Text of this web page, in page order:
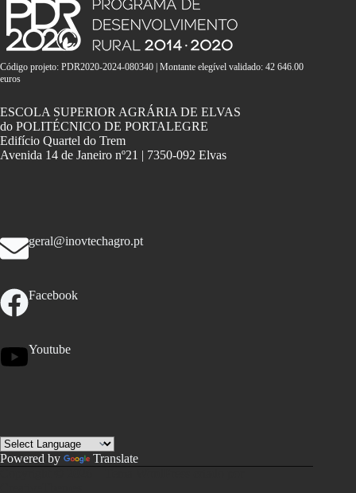
Código projeto: PDR2020-2024-080340 | Montante elegível validado: 42 646.00
euros
ESCOLA SUPERIOR AGRÁRIA DE ELVAS
do POLITÉCNICO DE PORTALEGRE
Edifício Quartel do Trem
Avenida 14 de Janeiro nº21 | 7350-092 Elvas
geral@inovtechagro.pt
Facebook
Youtube
Powered by
Translate